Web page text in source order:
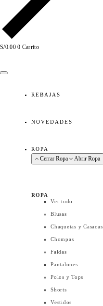
S/0.00 0 Carrito
REBAJAS
NOVEDADES
ROPA
Cerrar Ropa Abrir Ropa
ROPA
Ver todo
Blusas
Chaquetas y Casacas
Chompas
Faldas
Pantalones
Polos y Tops
Shorts
Vestidos